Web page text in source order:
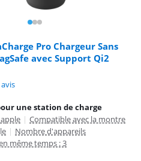
Pro Chargeur Sans
avec Support Qi2
sur 10, basée sur 5 avis.
avis
une station de charge
| Compatible avec la montre
| Nombre d'appareils
même temps : 3
sur 10, basée sur 8 avis.